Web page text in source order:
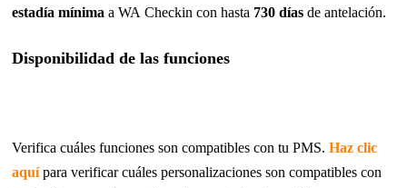
estadía mínima a WA Checkin con hasta 730 díasde antelación.
Disponibilidad de las funciones
Verifica cuáles funciones son compatibles con tu PMS. Haz clic
aquípara verificar cuáles personalizaciones son compatibles con